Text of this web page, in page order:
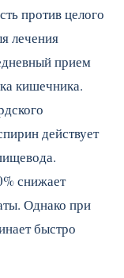
против целого
лечения
прием
кишечника.
действует
снижает
Однако при
быстро